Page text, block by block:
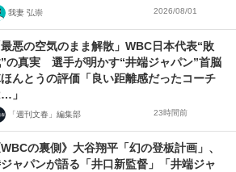
我妻 弘崇 2026/08/01
最悪の空気のまま解散」WBC日本代表“敗
の真実 選手が明かす“井端ジャパン”首脳
ほんとうの評価「良い距離感だったコーチ
」
「週刊文春」編集部 23時間前
WBCの裏側》大谷翔平「幻の登板計画」、
ャパンが語る「井口新監督」「井端ジャ